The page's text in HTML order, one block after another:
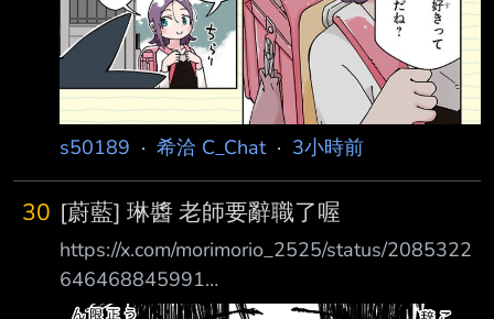
s50189 · 希洽 C_Chat· 3小時前
30 [蔚藍] 琳醬 老師要辭職了喔
https://x.com/morimorio_2525/status/2085322
646468845991
http://i.imgur.com/W84DNRV.jpg 工作太繁忙打